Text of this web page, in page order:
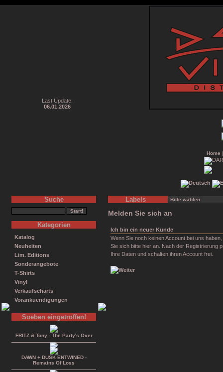
Last Update:
06.01.2026
Home
Suche
Kategorien
Katalog
Neuheiten
Lim. Editions
Sonderangebote
T-Shirts
Vinyl
Verkaufscharts
Vorankuendigungen
Soeben eingetroffen!
FRITZ & Tony - The Party's Over
DAWN + DUSK ENTWINED -
Remains Of Loss
Labels
Melden Sie sich an
Ich bin ein neuer Kunde
Wenn Sie noch keinen Account bei uns haben,
Sie sich bitte hier an. Nach der Registrierung
Ihre Daten und schalten ihren Account frei.